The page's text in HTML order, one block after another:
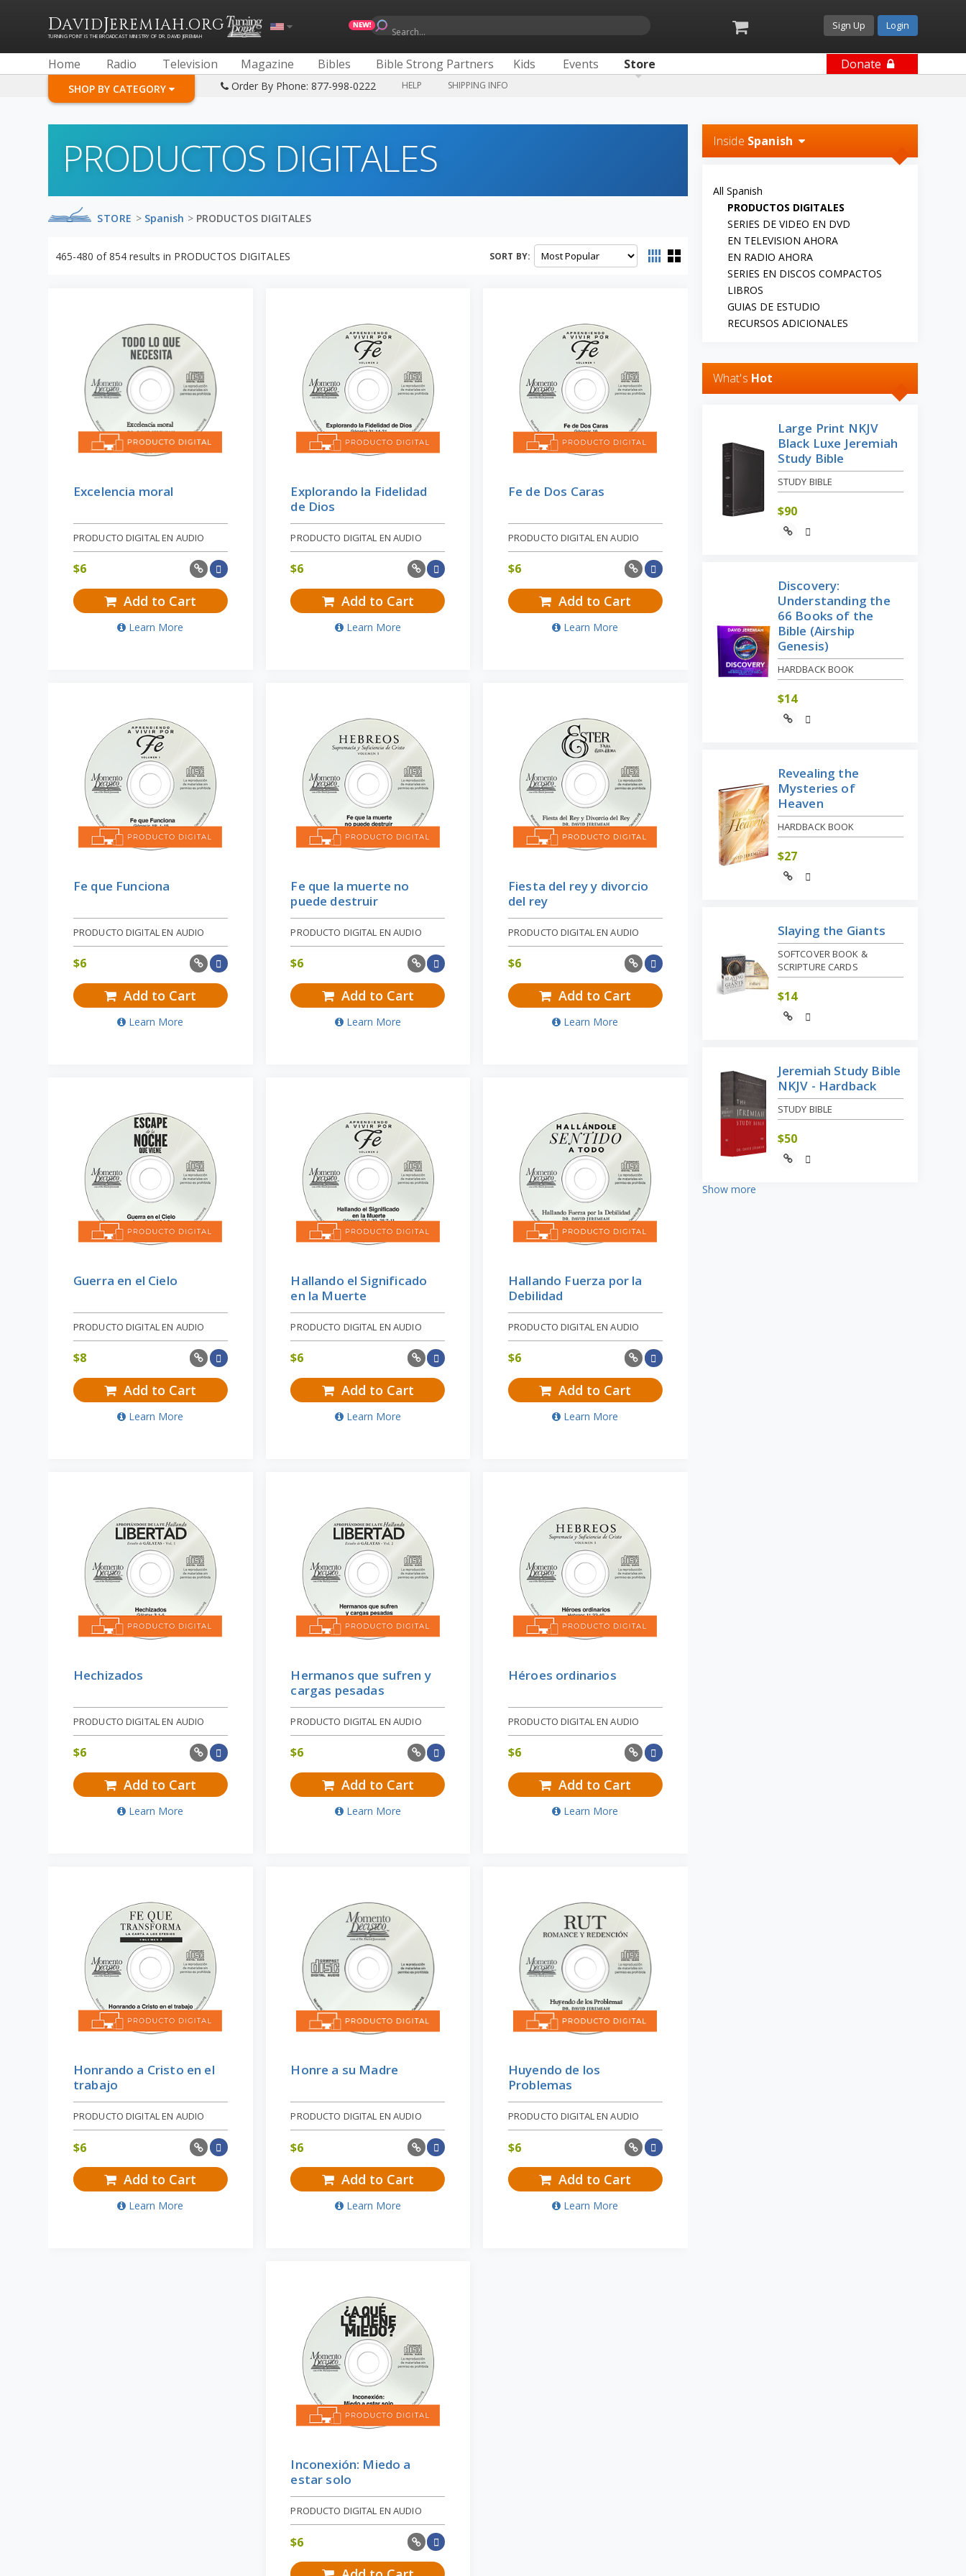
DAVIDJEREMIAH.ORG
TURNING POINT IS THE BROADCAST MINISTRY OF DR. DAVID JEREMIAH Search...
Sign Up Login
Home Radio Television Magazine Bibles Bible Strong Partners Kids Events Store Donate
SHOP BY CATEGORY Order By Phone: 877-998-0222 HELP SHIPPING INFO
PRODUCTOS DIGITALES
STORE > Spanish > PRODUCTOS DIGITALES
465-480 of854 results in PRODUCTOS DIGITALES SORT BY:
Excelencia moral
PRODUCTO DIGITAL EN AUDIO
$6
Add to Cart
Learn More
Explorando la Fidelidad
de Dios
PRODUCTO DIGITAL EN AUDIO
$6
Add to Cart
Learn More
Fe de Dos Caras
PRODUCTO DIGITAL EN AUDIO
$6
Add to Cart
Learn More
Fe que Funciona
PRODUCTO DIGITAL EN AUDIO
$6
Add to Cart
Learn More
Fe que la muerte no
puede destruir
PRODUCTO DIGITAL EN AUDIO
$6
Add to Cart
Learn More
Fiesta del rey y divorcio
del rey
PRODUCTO DIGITAL EN AUDIO
$6
Add to Cart
Learn More
Guerra en el Cielo
PRODUCTO DIGITAL EN AUDIO
$8
Add to Cart
Learn More
Hallando el Significado
en la Muerte
PRODUCTO DIGITAL EN AUDIO
$6
Add to Cart
Learn More
Hallando Fuerza por la
Debilidad
PRODUCTO DIGITAL EN AUDIO
$6
Add to Cart
Learn More
Hechizados
PRODUCTO DIGITAL EN AUDIO
$6
Add to Cart
Learn More
Hermanos que sufren y
cargas pesadas
PRODUCTO DIGITAL EN AUDIO
$6
Add to Cart
Learn More
Héroes ordinarios
PRODUCTO DIGITAL EN AUDIO
$6
Add to Cart
Learn More
Honrando a Cristo en el
trabajo
PRODUCTO DIGITAL EN AUDIO
$6
Add to Cart
Learn More
Honre a su Madre
PRODUCTO DIGITAL EN AUDIO
$6
Add to Cart
Learn More
Huyendo de los
Problemas
PRODUCTO DIGITAL EN AUDIO
$6
Add to Cart
Learn More
Inconexión: Miedo a
estar solo
PRODUCTO DIGITAL EN AUDIO
$6
Inside Spanish
All Spanish
PRODUCTOS DIGITALES
SERIES DE VIDEO EN DVD
EN TELEVISION AHORA
EN RADIO AHORA
SERIES EN DISCOS COMPACTOS
LIBROS
GUIAS DE ESTUDIO
RECURSOS ADICIONALES
What's Hot
Large Print NKJV
Black Luxe Jeremiah
Study Bible
STUDY BIBLE
$90
Discovery:
Understanding the
66 Books of the
Bible (Airship
Genesis)
HARDBACK BOOK
$14
Revealing the
Mysteries of
Heaven
HARDBACK BOOK
$27
Slaying the Giants
SOFTCOVER BOOK &
SCRIPTURE CARDS
$14
Jeremiah Study Bible
NKJV - Hardback
STUDY BIBLE
$50
Show more